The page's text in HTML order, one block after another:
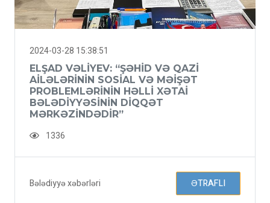
2024-03-28 15:38:51
ELŞAD VƏLIYEV: “ŞƏHID VƏ QAZI
AILƏLƏRININ SOSIAL VƏ MƏIŞƏT
PROBLEMLƏRININ HƏLLI XƏTAI
BƏLƏDIYYƏSININ DIQQƏT
MƏRKƏZINDƏDIR”
1336
Bələdiyyə xəbərləri ƏTRAFLI